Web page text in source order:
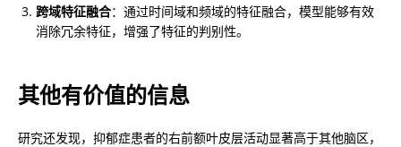
跨域特征融合：通过时间域和频域的特征融合，模型能够有效
消除冗余特征，增强了特征的判别性。
其他有价值的信息
研究还发现，抑郁症患者的右前额叶皮层活动显著高于其他脑区，